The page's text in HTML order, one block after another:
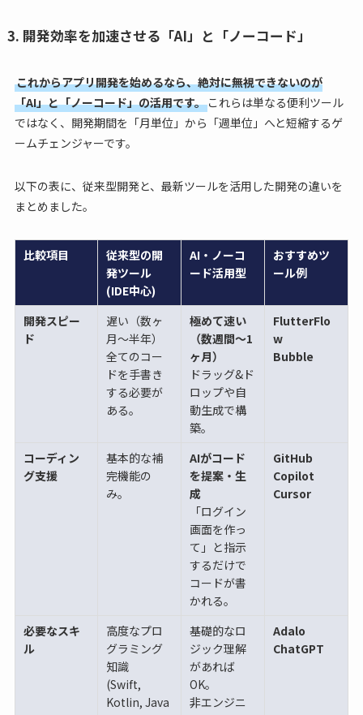
3. 開発効率を加速させる「AI」と「ノーコード」
これからアプリ開発を始めるなら、絶対に無視できないのが
「AI」と「ノーコード」の活用です。これらは単なる便利ツール
ではなく、開発期間を「月単位」から「週単位」へと短縮するゲ
ームチェンジャーです。
以下の表に、従来型開発と、最新ツールを活用した開発の違いを
まとめました。
比較項目
従来型の開
発ツール
(IDE中心)
AI・ノーコ
ード活用型
おすすめツ
ール例
開発スピー
ド
遅い（数ヶ
月〜半年）
全てのコー
ドを手書き
する必要が
ある。
極めて速い
（数週間〜1
ヶ月）
ドラッグ&ド
ロップや自
動生成で構
築。
FlutterFlo
w
Bubble
コーディン
グ支援
基本的な補
完機能の
み。
AIがコード
を提案・生
成
「ログイン
画面を作っ
て」と指示
するだけで
コードが書
かれる。
GitHub
Copilot
Cursor
必要なスキ
ル
高度なプロ
グラミング
知識
(Swift,
Kotlin, Java
基礎的なロ
ジック理解
があれば
OK。
非エンジニ
Adalo
ChatGPT